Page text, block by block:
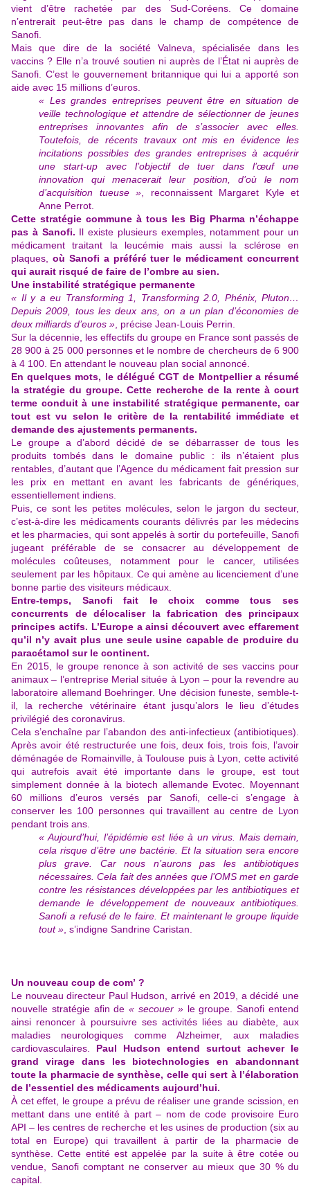
vient d’être rachetée par des Sud-Coréens. Ce domaine
n’entrerait peut-être pas dans le champ de compétence de
Sanofi.
Mais que dire de la société Valneva,
spécialisée dans les
vaccins ? Elle n’a trouvé soutien ni auprès de l’État ni auprès de
Sanofi. C’est le gouvernement britannique qui lui a apporté son
aide avec 15 millions d’euros.
« Les grandes entreprises peuvent être en situation de
veille technologique et attendre de sélectionner de jeunes
entreprises innovantes afin de s’associer avec elles.
Toutefois, de récents travaux ont mis en évidence les
incitations possibles des grandes entreprises à acquérir
une start-up avec l’objectif de tuer dans l’œuf une
innovation qui menacerait leur position, d’où le nom
d’acquisition tueuse » , reconnaissent Margaret Kyle et
Anne Perrot.
Cette stratégie commune à tous les Big Pharma n’échappe
pas à Sanofi. Il existe plusieurs exemples, notamment pour un
médicament traitant la leucémie mais aussi la sclérose en
plaques,
où Sanofi a préféré tuer le médicament concurrent
qui aurait risqué de faire de l’ombre au sien.
Une instabilité stratégique permanente
« Il y a eu Transforming 1, Transforming 2.0, Phénix, Pluton…
Depuis 2009, tous les deux ans, on a un plan d’économies de
deux milliards d’euros » , précise Jean-Louis Perrin.
Sur la décennie, les effectifs du groupe en France sont passés de
28 900 à 25 000 personnes et le nombre de chercheurs de 6 900
à 4 100. En attendant le nouveau plan social annoncé.
En quelques mots, le délégué CGT de Montpellier a résumé
la stratégie du groupe. Cette recherche de la rente à court
terme conduit à une instabilité stratégique permanente, car
tout est vu selon le critère de la rentabilité immédiate et
demande des ajustements permanents.
Le groupe a d’abord décidé de se débarrasser de tous les
produits tombés dans le domaine public : ils n’étaient plus
rentables, d’autant que l’Agence du médicament fait pression sur
les prix en mettant en avant les fabricants de génériques,
essentiellement indiens.
Puis, ce sont les petites molécules, selon le jargon du secteur,
c’est-à-dire les médicaments courants délivrés par les médecins
et les pharmacies, qui sont appelés à sortir du portefeuille, Sanofi
jugeant préférable de se consacrer au développement de
molécules coûteuses, notamment pour le cancer, utilisées
seulement par les hôpitaux. Ce qui amène au licenciement d’une
bonne partie des visiteurs médicaux
Entre-temps, Sanofi fait le choix comme tous ses
concurrents de délocaliser la fabrication des principaux
principes actifs. L’Europe a ainsi découvert avec effarement
qu’il n’y avait plus une seule usine capable de produire du
paracétamol sur le continent.
En 2015, le groupe renonce à son activité de ses vaccins pour
animaux – l’entreprise Merial située à Lyon – pour la revendre au
laboratoire allemand Boehringer. Une décision funeste, semble-t-
il, la recherche vétérinaire étant jusqu’alors le lieu d’études
privilégié des coronavirus.
Cela s’enchaîne par l’abandon des anti-infectieux (antibiotiques).
Après avoir été restructurée une fois, deux fois, trois fois, l’avoir
déménagée de Romainville, à Toulouse puis à Lyon, cette activité
qui autrefois avait été importante dans le groupe, est tout
simplement donnée à la biotech allemande Evotec. Moyennant
60 millions d’euros versés par Sanofi, celle-ci s’engage à
conserver les 100 personnes qui travaillent au centre de Lyon
pendant trois ans.
« Aujourd’hui, l’épidémie est liée à un virus. Mais demain,
cela risque d’être une bactérie. Et la situation sera encore
plus grave. Car nous n’aurons pas les antibiotiques
nécessaires. Cela fait des années que l’OMS met en garde
contre les résistances développées par les antibiotiques et
demande le développement de nouveaux antibiotiques.
Sanofi a refusé de le faire. Et maintenant le groupe liquide
tout » , s’indigne Sandrine Caristan.
Un nouveau coup de com’ ?
Le nouveau directeur Paul Hudson, arrivé en 2019, a décidé une
nouvelle stratégie afin de« secouer »le groupe. Sanofi entend
ainsi renoncer à poursuivre ses activités liées au diabète, aux
maladies neurologiques comme Alzheimer, aux maladies
cardiovasculaires. Paul Hudson entend surtout achever le
grand virage dans les biotechnologies en abandonnant
toute la pharmacie de synthèse, celle qui sert à l’élaboration
de l’essentiel des médicaments aujourd’hui.
À cet effet, le groupe a prévu de réaliser une grande scission, en
mettant dans une entité à part – nom de code provisoire Euro
API – les centres de recherche et les usines de production (six au
total en Europe) qui travaillent à partir de la pharmacie de
synthèse. Cette entité est appelée par la suite à être cotée ou
vendue, Sanofi comptant ne conserver au mieux que 30 % du
capital.